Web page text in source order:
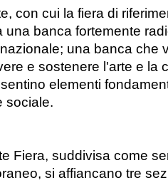
con cui la fiera di
una banca fortemente
una banca che
e sostenere l'arte e la
elementi
sociale.
Fiera, suddivisa come
si affiancano tre